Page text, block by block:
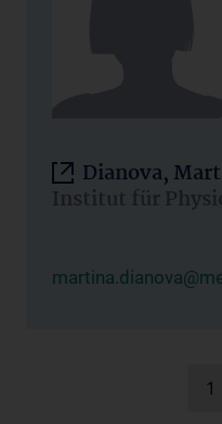
Dianova,
Institut für
1